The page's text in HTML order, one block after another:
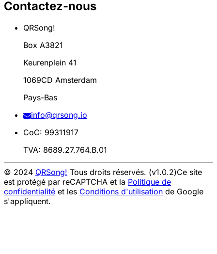
Contactez-nous
QRSong!
Box A3821
Keurenplein 41
1069CD Amsterdam
Pays-Bas
info@qrsong.io
CoC: 99311917
TVA: 8689.27.764.B.01
© 2024 QRSong! Tous droits réservés. (v1.0.2)Ce site
est protégé par reCAPTCHA et la Politique de
confidentialité et les Conditions d'utilisation de Google
s'appliquent.